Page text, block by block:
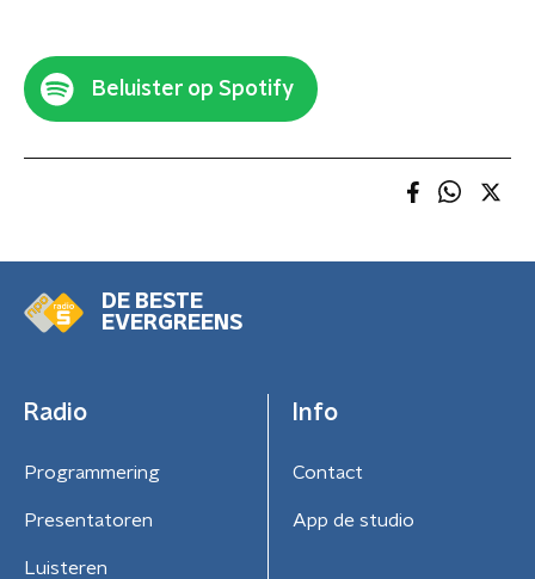
Beluister op Spotify
DE BESTE
EVERGREENS
Radio
Programmering
Presentatoren
Luisteren
Info
Contact
App de studio